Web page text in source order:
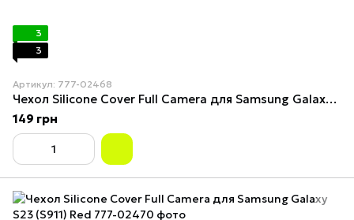
3
3
Артикул: 777-02468
Чехол Silicone Cover Full Camera для Samsung Galaxy S23 (S911) Lilac
149 грн